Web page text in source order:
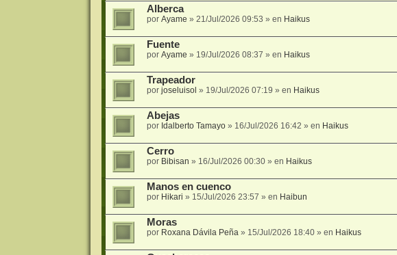
Alberca
por Ayame » 21/Jul/2026 09:53 » en Haikus
Fuente
por Ayame » 19/Jul/2026 08:37 » en Haikus
Trapeador
por joseluisol » 19/Jul/2026 07:19 » en Haikus
Abejas
por Idalberto Tamayo» 16/Jul/2026 16:42 » en Haikus
Cerro
por Bibisan » 16/Jul/2026 00:30» en Haikus
Manos en cuenco
por Hikari » 15/Jul/2026 23:57 » en Haibun
Moras
por Roxana Dávila Peña » 15/Jul/2026 18:40» en Haikus